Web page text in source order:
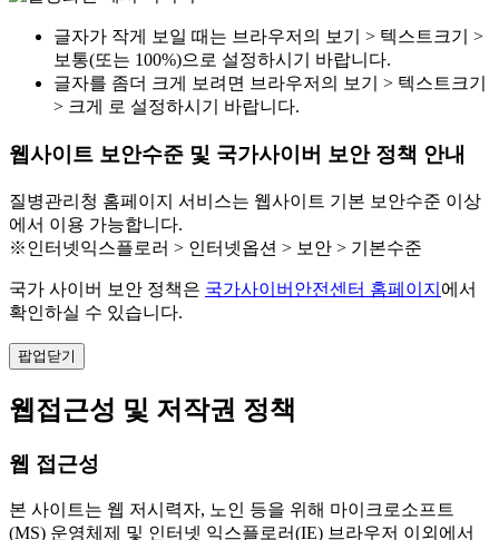
글자가 작게 보일 때는 브라우저의 보기 > 텍스트크기 >
보통(또는 100%)으로 설정하시기 바랍니다.
글자를 좀더 크게 보려면 브라우저의 보기 > 텍스트크기
> 크게 로 설정하시기 바랍니다.
웹사이트 보안수준 및 국가사이버 보안 정책 안내
질병관리청 홈페이지 서비스는 웹사이트 기본 보안수준 이상
에서 이용 가능합니다.
※인터넷익스플로러 > 인터넷옵션 > 보안 > 기본수준
국가 사이버 보안 정책은 국가사이버안전센터 홈페이지 에서
확인하실 수 있습니다.
팝업닫기
웹접근성 및 저작권 정책
웹 접근성
본 사이트는 웹 저시력자, 노인 등을 위해 마이크로소프트
(MS) 운영체제 및 인터넷 익스플로러(IE) 브라우저 이외에서